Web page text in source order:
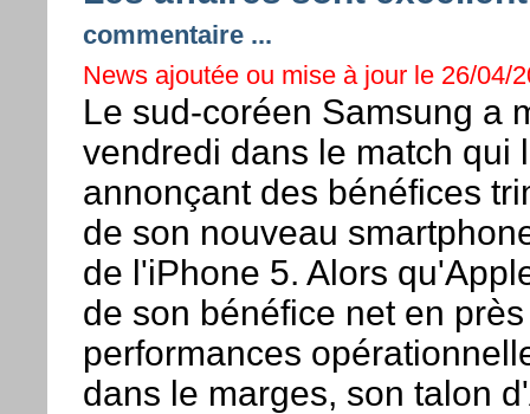
commentaire ...
News ajoutée ou mise à jour le 26/04/
Le sud-coréen Samsung a
vendredi dans le match qui
annonçant des bénéfices
de son nouveau
de l'iPhone 5. Alors
de son bénéfice net en
performances
dans le marges, son talon